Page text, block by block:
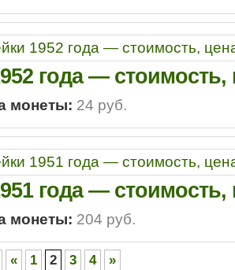
года —
монеты: 24 руб.
года —
монеты: 204 руб.
« 1 2 3 4 »